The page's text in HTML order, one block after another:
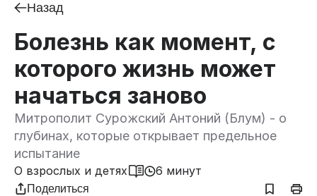
Назад
Болезнь как момент, с
которого жизнь может
начаться заново
Митрополит Сурожский Антоний (Блум) - о
глубинах, которые открывает предельное
испытание
О взрослых и детях 6 минут
Поделиться